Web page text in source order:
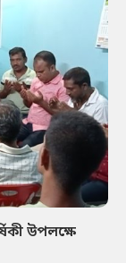
উপলক্ষে